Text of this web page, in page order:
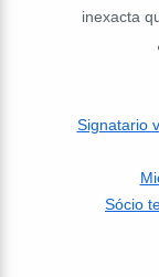
inexacta
Signatario
Sócio